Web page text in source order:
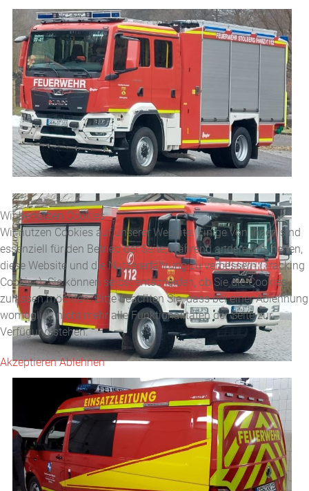
Wir benutzen Cookies
Wir nutzen Cookies auf unserer Website. Einige von ihnen sind
essenziell für den Betrieb der Seite, während andere uns helfen,
diese Website und die Nutzererfahrung zu verbessern (Tracking
Cookies). Sie können selbst entscheiden, ob Sie die Cookies
zulassen möchten. Bitte beachten Sie, dass bei einer Ablehnung
womöglich nicht mehr alle Funktionalitäten der Seite zur
Verfügung stehen.
Akzeptieren Ablehnen